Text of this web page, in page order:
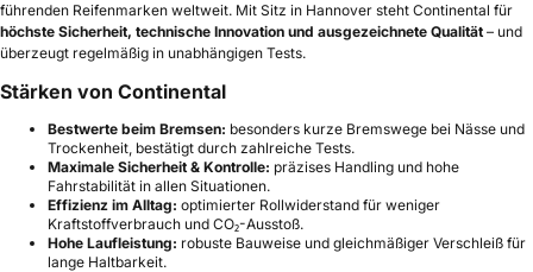
führenden Reifenmarken weltweit. Mit Sitz in Hannover steht Continental für
höchste Sicherheit, technische Innovation und ausgezeichnete Qualität – und
überzeugt regelmäßig in unabhängigen Tests.
Stärken von Continental
Bestwerte beim Bremsen: besonders kurze Bremswege bei Nässe und
Trockenheit, bestätigt durch zahlreiche Tests.
Maximale Sicherheit & Kontrolle: präzises Handling und hohe
Fahrstabilität in allen Situationen.
Effizienz im Alltag: optimierter Rollwiderstand für weniger
Kraftstoffverbrauch und CO₂-Ausstoß.
Hohe Laufleistung: robuste Bauweise und gleichmäßiger Verschleiß für
lange Haltbarkeit.